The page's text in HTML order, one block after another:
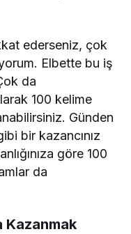
ederseniz, çok
Elbette bu iş
da
100 kelime
Günden
bir kazancınız
göre 100
da
Kazanmak